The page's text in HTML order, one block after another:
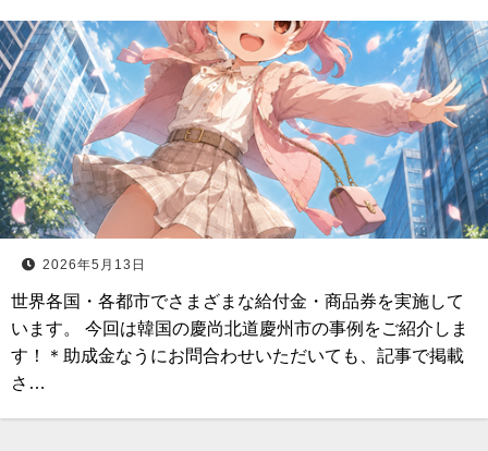
2026年5月13日
世界各国・各都市でさまざまな給付金・商品券を実施して
います。 今回は韓国の慶尚北道慶州市の事例をご紹介しま
す！＊助成金なうにお問合わせいただいても、記事で掲載
さ…